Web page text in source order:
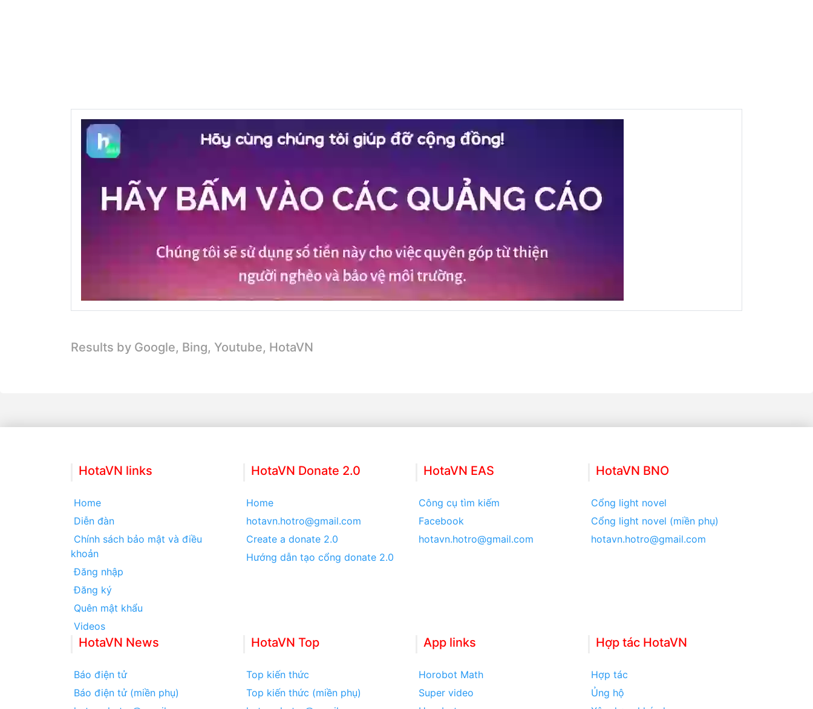
Results by Google, Bing, Youtube, HotaVN
HotaVN links
Home
Diễn đàn
Chính sách bảo mật và điều
khoản
Đăng nhập
Đăng ký
Quên mật khẩu
Videos
HotaVN Donate 2.0
Home
hotavn.hotro@gmail.com
Create a donate 2.0
Hướng dẫn tạo cổng donate 2.0
HotaVN EAS
Công cụ tìm kiếm
Facebook
hotavn.hotro@gmail.com
HotaVN BNO
Cổng light novel
Cổng light novel (miền phụ)
hotavn.hotro@gmail.com
HotaVN News
Báo điện tử
Báo điện tử (miền phụ)
HotaVN Top
Top kiến thức
Top kiến thức (miền phụ)
App links
Horobot Math
Super video
Hợp tác HotaVN
Hợp tác
Ủng hộ